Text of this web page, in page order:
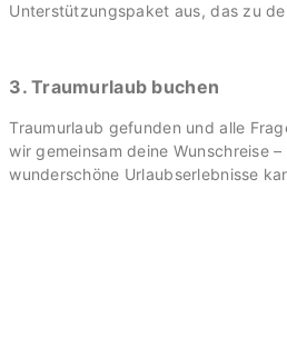
Unterstützungspaket aus, das zu
3. Traumurlaub buchen
Traumurlaub gefunden und alle
wir gemeinsam deine Wunschreise
wunderschöne Urlaubserlebnisse